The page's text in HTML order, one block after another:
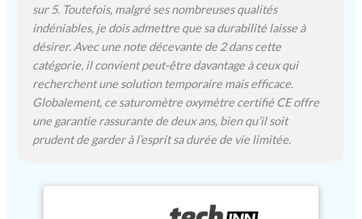
saturation en oxygène dans
le sang (SpO2%) et de votre
fréquence cardiaque
(pouls). Les valeurs
mesurées peuvent être
consultées sur l´écran
OLED intégré et d´une
clarté cristalline, qui
affiche vos relevés en
une seule touche, l´appareil
sur 5. Toutefois, malgré ses nombreuses qualités
indéniables, je dois admettre que sa durabilité laisse à
désirer. Avec une note décevante de 2 dans cette
catégorie, il convient peut-être davantage à ceux qui
recherchent une solution temporaire mais efficace.
Globalement, ce saturomètre oxymètre certifié CE offre
une garantie rassurante de deux ans, bien qu’il soit
prudent de garder à l’esprit sa durée de vie limitée.